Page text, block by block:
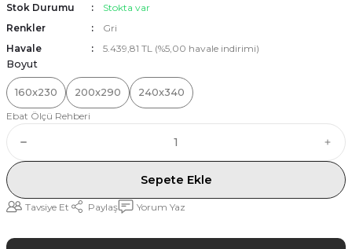
Stok Durumu
Stokta var
Renkler
Gri
Havale
5.439,81 TL (%5,00 havale indirimi)
Boyut
160x230 200x290
240x340
Ebat Ölçü Rehberi
Sepete Ekle
Tavsiye Et Paylaş Yorum Yaz